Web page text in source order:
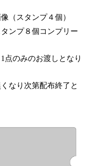
（スタンプ４個）
ンプ８個コンプリー
のみのお渡しとなり
なり次第配布終了と